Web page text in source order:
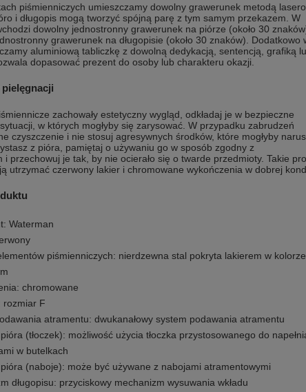
piśmienniczych umieszczamy dowolny grawerunek metodą
i długopis mogą tworzyć spójną parę z tym samym przekazem. W
dowolny jednostronny grawerunek na piórze (około 30
grawerunek na długopisie (około 30 znaków). Dodatkowo
aluminiową tabliczkę z dowolną dedykacją, sentencją, grafiką
dopasować prezent do osoby lub charakteru okazji.
zachowały estetyczny wygląd, odkładaj je w bezpieczne
w których mogłyby się zarysować. W przypadku zabrudzeń
czyszczenie i nie stosuj agresywnych środków, które mogłyby
z pióra, pamiętaj o używaniu go w sposób zgodny z
i przechowuj je tak, by nie ocierało się o twarde przedmioty. Takie
utrzymać czerwony lakier i chromowane wykończenia w dobrej
Waterman
piśmienniczych: nierdzewna stal pokryta lakierem w kolorze
chromowane
rozmiar F
atramentu: dwukanałowy system podawania atramentu
(tłoczek): możliwość użycia tłoczka przystosowanego do
w butelkach
(naboje): może być używane z nabojami atramentowymi
długopisu: przyciskowy mechanizm wysuwania wkładu